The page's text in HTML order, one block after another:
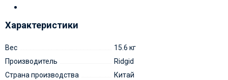
Характеристики
Вес
15.6 кг
Производитель
Ridgid
Страна производства
Китай